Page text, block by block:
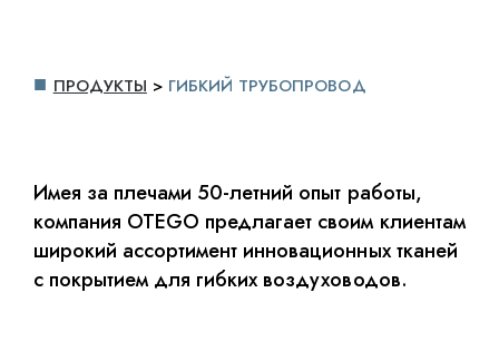
ПРОДУКТЫ > ГИБКИЙ ТРУБОПРОВОД
Имея за плечами 50-летний опыт работы,
компания OTEGO предлагает своим клиентам
широкий ассортимент инновационных тканей
с покрытием для гибких воздуховодов.